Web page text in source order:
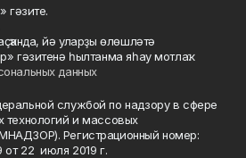
гәзите.
йә уларҙы өлөшләтә
гәзитенә һылтанма яһау мотлаҡ.
данных
службой по надзору в сфере
технологий и массовых
Регистрационный номер:
22 июля 2019 г.